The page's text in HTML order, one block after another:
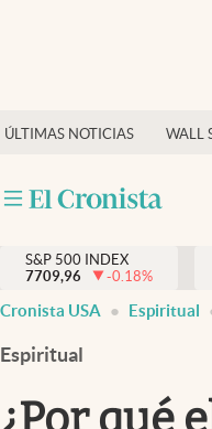
ÚLTIMAS NOTICIAS WALL
Finanzas y economía
Inmigración
Trending
Streaming
S&P 500 INDEX
7709,96
-0.18%
Cronista USA Espiritual
Espiritual